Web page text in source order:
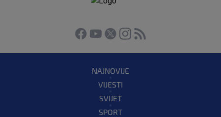
NAJNOVIJE
VIJESTI
SVIJET
SPORT